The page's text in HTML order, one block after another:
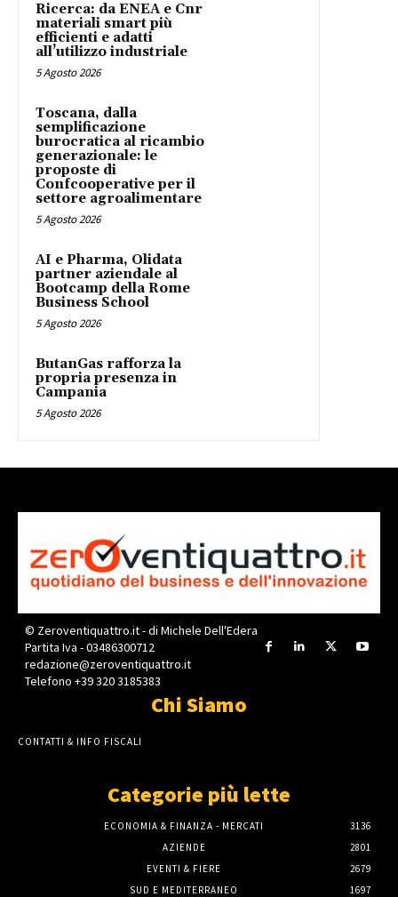
Ricerca: da ENEA e Cnr
materiali smart più
efficienti e adatti
all’utilizzo industriale
5 Agosto 2026
Toscana, dalla
semplificazione
burocratica al ricambio
generazionale: le
proposte di
Confcooperative per il
settore agroalimentare
5 Agosto 2026
AI e Pharma, Olidata
partner aziendale al
Bootcamp della Rome
Business School
5 Agosto 2026
ButanGas rafforza la
propria presenza in
Campania
5 Agosto 2026
© Zeroventiquattro.it - di Michele Dell'Edera
Partita Iva - 03486300712
redazione@zeroventiquattro.it
Telefono +39 320 3185383
Chi Siamo
CONTATTI & INFO FISCALI
Categorie più lette
ECONOMIA & FINANZA - MERCATI
3136
AZIENDE
2801
EVENTI & FIERE
2679
SUD E MEDITERRANEO
1697